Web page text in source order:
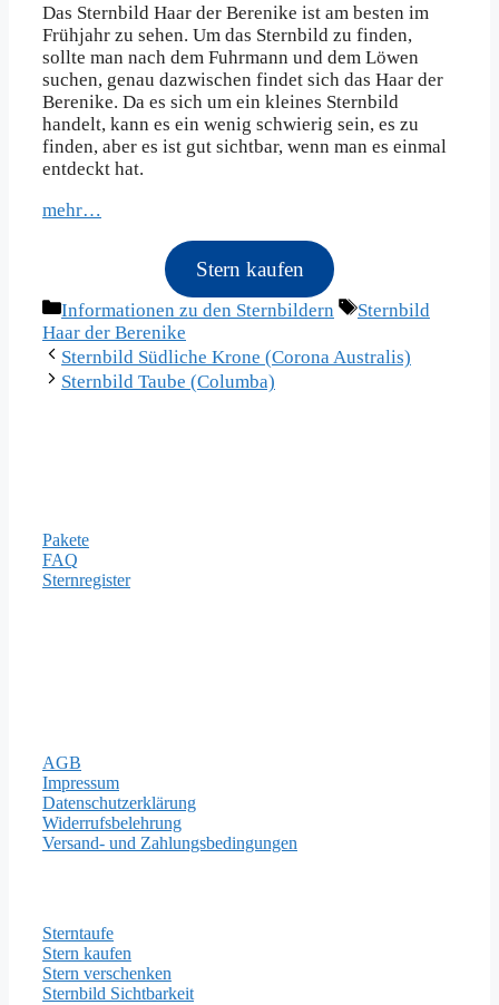
Das Sternbild Haar der Berenike ist am besten im
Frühjahr zu sehen. Um das Sternbild zu finden,
sollte man nach dem Fuhrmann und dem Löwen
suchen, genau dazwischen findet sich das Haar der
Berenike. Da es sich um ein kleines Sternbild
handelt, kann es ein wenig schwierig sein, es zu
finden, aber es ist gut sichtbar, wenn man es einmal
entdeckt hat.
mehr…
Stern kaufen
Kategorien
Informationen zu den Sternbildern Schlagwörter
Sternbild
Haar der Berenike
Sternbild Südliche Krone (Corona Australis)
Sternbild Taube (Columba)
Pakete
FAQ
Sternregister
AGB
Impressum
Datenschutzerklärung
Widerrufsbelehrung
Versand- und Zahlungsbedingungen
Sterntaufe
Stern kaufen
Stern verschenken
Sternbild Sichtbarkeit